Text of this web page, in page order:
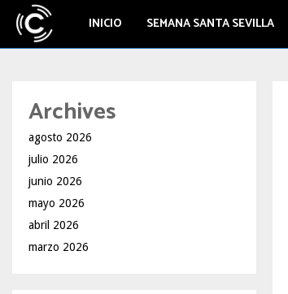
INICIO SEMANA SANTA SEVILLA
Archives
agosto 2026
julio 2026
junio 2026
mayo 2026
abril 2026
marzo 2026